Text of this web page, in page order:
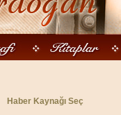
Haber Kaynağı Seç